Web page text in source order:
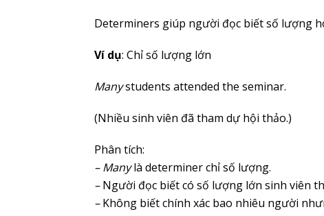
Determiners giúp người đọc biết số lượng
Ví dụ: Chỉ số lượng lớn
Manystudents attended the seminar.
(Nhiều sinh viên đã tham dự hội thảo.)
Phân tích:
– Manylà determiner chỉ số lượng.
–Người đọc biết có số lượng lớn sinh viên
–Không biết chính xác bao nhiêu người